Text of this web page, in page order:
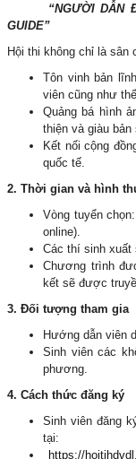
“NGƯỜI DẪN
GUIDE”
Hội thi không chỉ là sân
Tôn vinh bản
viên cũng như
Quảng bá hình
thiện và giàu bản
Kết nối cộng
quốc tế.
2. Thời gian và hình
Vòng tuyển
online).
Các thí sinh xuất
Chương trình
kết sẽ được
3. Đối tượng tham gia
Hướng dẫn viên
Sinh viên các
phương.
4. Cách thức đăng ký
Sinh viên đăng
tại:
https://